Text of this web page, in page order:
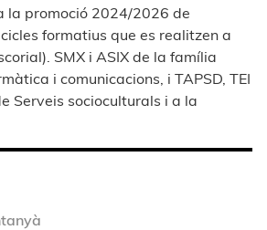
la promoció 2024/2026 de
formatius que es realitzen a
SMX i ASIX de la família
i comunicacions, i TAPSD, TEI
Serveis socioculturals i a la